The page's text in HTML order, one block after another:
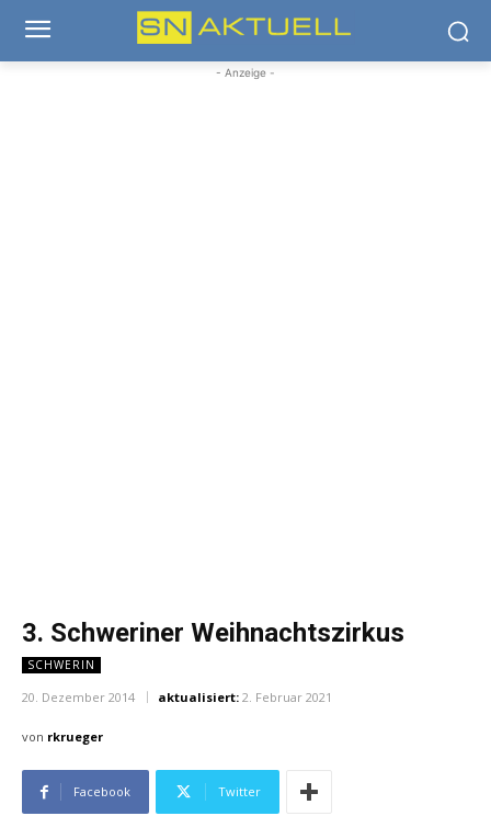
- Anzeige -
3. Schweriner Weihnachtszirkus
SCHWERIN
20. Dezember 2014 aktualisiert: 2. Februar 2021
von rkrueger
Facebook Twitter